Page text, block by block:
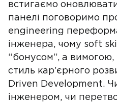
встигаємо
панелі поговоримо
engineering
інженера, чому soft
“бонусом”, а вимогою,
стиль кар’єрного
Driven Development.
інженером, чи